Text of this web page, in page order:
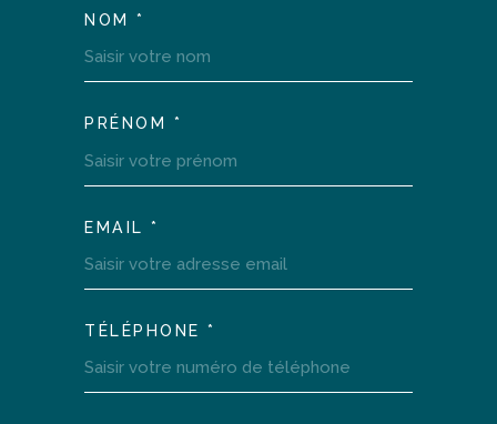
NOM *
PRÉNOM *
EMAIL *
TÉLÉPHONE *